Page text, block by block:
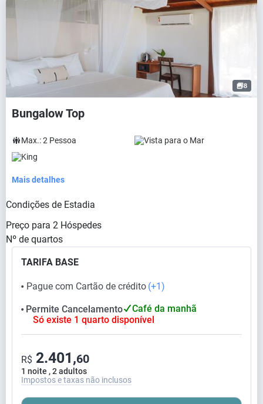
8
Bungalow Top
Max.:2 Pessoa
Vista para o Mar
King
Mais detalhes
Condições de Estadia
Preço para 2 Hóspedes
Nº de quartos
TARIFA BASE
⬤ Pague com Cartão de crédito (+1)
⬤ Permite Cancelamento
Café da manhã
Só existe 1 quarto disponível
1 noite , 2 adultos
R$ 2.401,60
Impostos e taxas não inclusos